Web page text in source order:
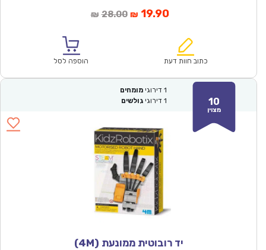
₪ 28.00המחיר
₪28.00.
₪ 19.90המחיר
הוא:
₪19.90.כתוב חוות דעת הוספה לסל
10
מצוין
1 דירוגי מומחים
1 דירוגי גולשים
יד רובוטית ממונעת (4M)